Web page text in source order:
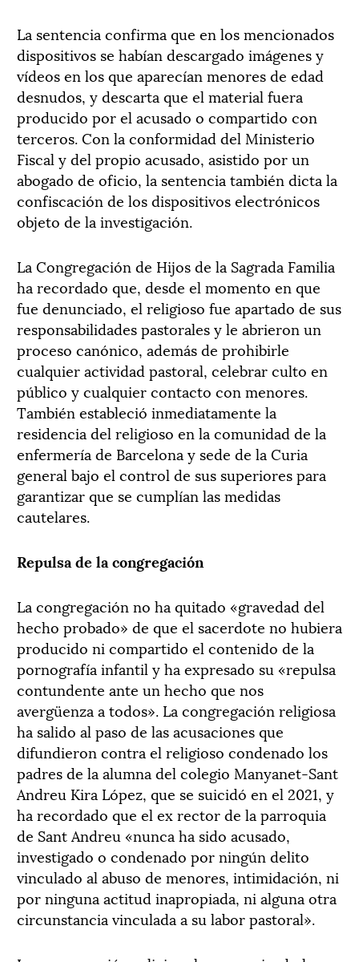
La sentencia confirma que en los mencionados
dispositivos se habían descargado imágenes y
vídeos en los que aparecían menores de edad
desnudos, y descarta que el material fuera
producido por el acusado o compartido con
terceros. Con la conformidad del Ministerio
Fiscal y del propio acusado, asistido por un
abogado de oficio, la sentencia también dicta la
confiscación de los dispositivos electrónicos
objeto de la investigación.
La Congregación de Hijos de la Sagrada Familia
ha recordado que, desde el momento en que
fue denunciado, el religioso fue apartado de sus
responsabilidades pastorales y le abrieron un
proceso canónico, además de prohibirle
cualquier actividad pastoral, celebrar culto en
público y cualquier contacto con menores.
También estableció inmediatamente la
residencia del religioso en la comunidad de la
enfermería de Barcelona y sede de la Curia
general bajo el control de sus superiores para
garantizar que se cumplían las medidas
cautelares.
Repulsa de la congregación
La congregación no ha quitado «gravedad del
hecho probado» de que el sacerdote no hubiera
producido ni compartido el contenido de la
pornografía infantil y ha expresado su «repulsa
contundente ante un hecho que nos
avergüenza a todos». La congregación religiosa
ha salido al paso de las acusaciones que
difundieron contra el religioso condenado los
padres de la alumna del colegio Manyanet-Sant
Andreu Kira López, que se suicidó en el 2021, y
ha recordado que el ex rector de la parroquia
de Sant Andreu «nunca ha sido acusado,
investigado o condenado por ningún delito
vinculado al abuso de menores, intimidación, ni
por ninguna actitud inapropiada, ni alguna otra
circunstancia vinculada a su labor pastoral».